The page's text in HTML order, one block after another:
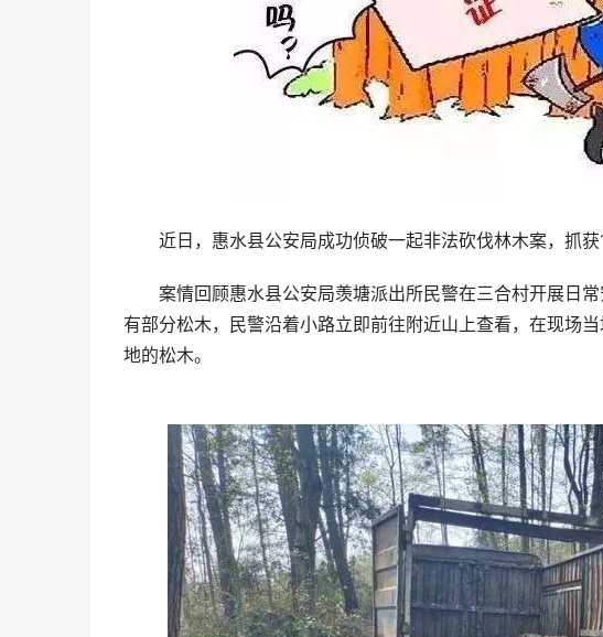
近日，惠水县公安局成功侦破一起非法砍伐林木案，抓获1
案情回顾惠水县公安局羡塘派出所民警在三合村开展日常
有部分松木，民警沿着小路立即前往附近山上查看，在现场
地的松木。